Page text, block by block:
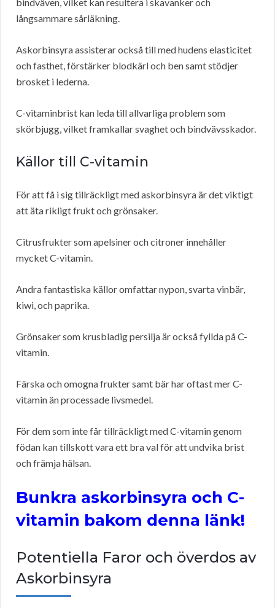
långsammare sårläkning.
Askorbinsyra assisterar också till med hudens elasticitet
och fasthet, förstärker blodkärl och ben samt stödjer
brosket i lederna.
C-vitaminbrist kan leda till allvarliga problem som
skörbjugg, vilket framkallar svaghet och bindvävsskador.
Källor till C-vitamin
För att få i sig tillräckligt med askorbinsyra är det viktigt
att äta rikligt frukt och grönsaker.
Citrusfrukter som apelsiner och citroner innehåller
mycket C-vitamin.
Andra fantastiska källor omfattar nypon, svarta vinbär,
kiwi, och paprika.
Grönsaker som krusbladig persilja är också fyllda på C-
vitamin.
Färska och omogna frukter samt bär har oftast mer C-
vitamin än processade livsmedel.
För dem som inte får tillräckligt med C-vitamin genom
födan kan tillskott vara ett bra val för att undvika brist
och främja hälsan.
Bunkra askorbinsyra och C-
vitamin bakom denna länk!
Potentiella Faror och överdos av
Askorbinsyra